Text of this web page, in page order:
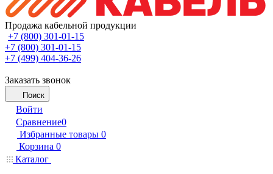
Продажа кабельной продукции
+7 (800) 301-01-15
+7 (800) 301-01-15
+7 (499) 404-36-26
Заказать звонок
Поиск
Войти
Сравнение0
Избранные товары 0
Корзина 0
Каталог